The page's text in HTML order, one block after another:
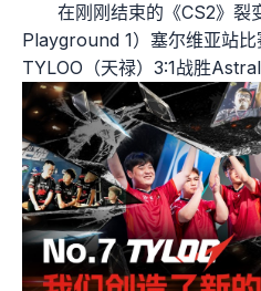
在刚刚结束的《CS2》裂
Playground 1）塞尔维亚站
TYLOO（天禄）3:1战胜